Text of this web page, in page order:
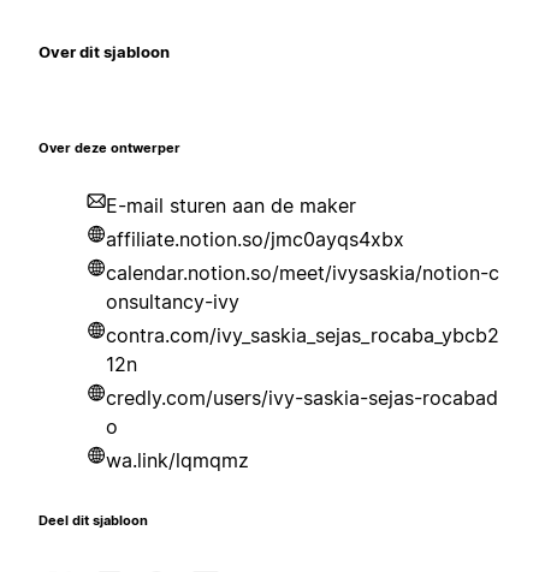
Over dit sjabloon
Over deze ontwerper
E-mail sturen aan de maker
affiliate.notion.so/jmc0ayqs4xbx
calendar.notion.so/meet/ivysaskia/notion-c
onsultancy-ivy
contra.com/ivy_saskia_sejas_rocaba_ybcb2
12n
credly.com/users/ivy-saskia-sejas-rocabad
o
wa.link/lqmqmz
Deel dit sjabloon